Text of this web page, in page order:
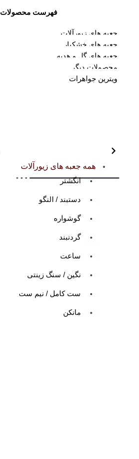
فهرست محصولات
جعبه های زیورآلات
جعبه های خشکبار
جعبه های گل و هدیه
محصولات دیگر
ویترین جواهرات
همه جعبه های زیورآلات
انگشتر
دستبند / النگو
گوشواره
گردنبند
ساعت
نگین / سنگ زینتی
ست کامل / نیم ست
مانکن